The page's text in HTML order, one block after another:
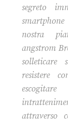
segreto
nostra
angstrom
solleticare
resistere
attraverso